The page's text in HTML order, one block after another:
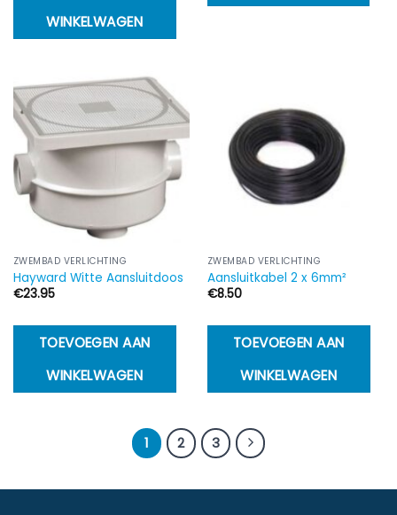
WINKELWAGEN
ZWEMBAD VERLICHTING
Hayward Witte Aansluitdoos
€23.95
TOEVOEGEN AAN
WINKELWAGEN
ZWEMBAD VERLICHTING
Aansluitkabel 2 x 6mm²
€8.50
TOEVOEGEN AAN
WINKELWAGEN
1 2 3